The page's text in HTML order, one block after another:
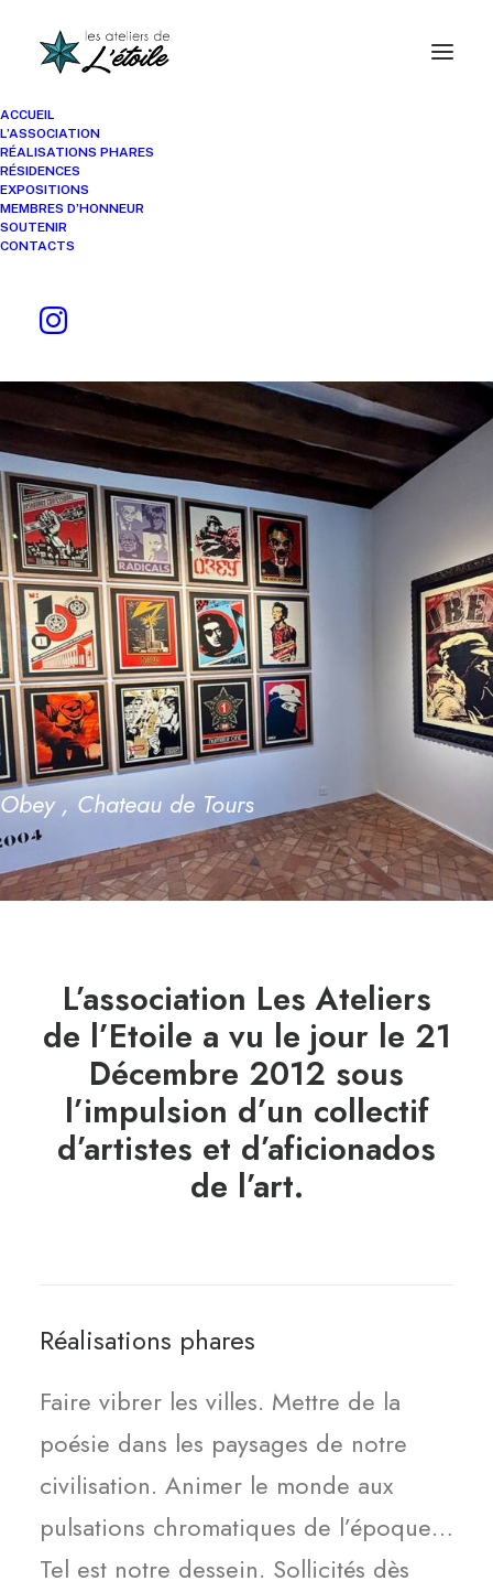
ACCUEIL
L’ASSOCIATION
RÉALISATIONS PHARES
RÉSIDENCES
EXPOSITIONS
MEMBRES D’HONNEUR
SOUTENIR
CONTACTS
contemporain
Obey , Chateau de Tours
L’association Les Ateliers
de l’Etoile a vu le jour le 21
Décembre 2012 sous
l’impulsion d’un collectif
d’artistes et d’aficionados
de l’art.
Réalisations phares
Faire vibrer les villes. Mettre de la
poésie dans les paysages de notre
civilisation. Animer le monde aux
pulsations chromatiques de l’époque…
Tel est notre dessein. Sollicités dès